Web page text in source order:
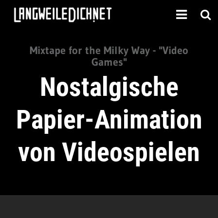
Mixtape for the Milky Way - "Video
Games"
Nostalgische
Papier-Animation
von Videospielen